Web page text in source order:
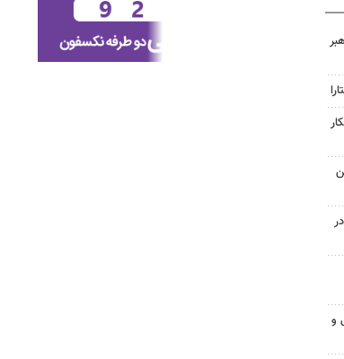
و